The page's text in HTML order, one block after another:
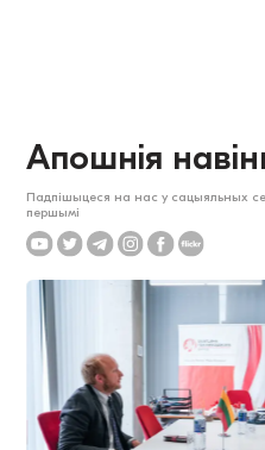
Апошнія
Падпішыцеся на нас у сацыяльных
першымі